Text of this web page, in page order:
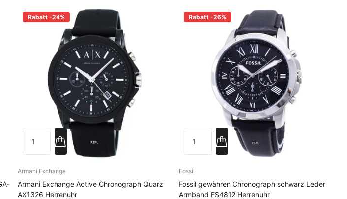
Rabatt -24%
Armani Exchange
Armani Exchange Active Chronograph Quarz
AX1326 Herrenuhr
Rabatt -26%
Fossil
Fossil gewähren Chronograph schwarz Leder
Armband FS4812 Herrenuhr